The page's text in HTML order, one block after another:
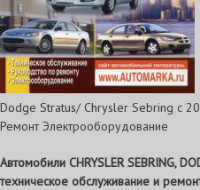
Dodge Stratus/ Chrysler Sebring с
Ремонт Электрооборудование
Автомобили CHRYSLER SEBRING,
техническое обслуживание и